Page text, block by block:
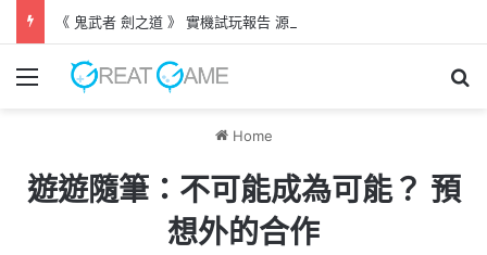
《 鬼武者 劍之道 》 實機試玩報告 源義經將是事件的起源！？
Menu
Home
遊遊隨筆：不可能成為可能？ 預
想外的合作